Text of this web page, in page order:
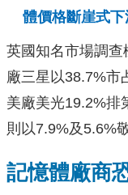
體價格斷崖式
英國知名市場調
廠三星以38.7%市
美廠美光19.2%排
則以7.9%及5.6%
記憶體廠商